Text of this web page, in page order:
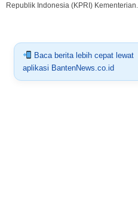
Republik Indonesia (KPRI) Kementerian...
Baca berita lebih cepat lewat
aplikasi BantenNews.co.id